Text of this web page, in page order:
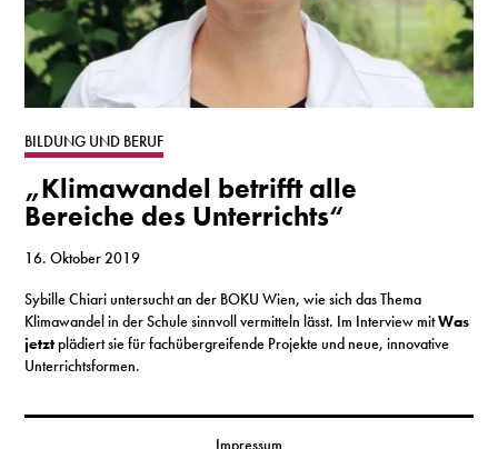
BILDUNG UND BERUF
„Klimawandel betrifft alle
Bereiche des Unterrichts“
16. Oktober 2019
Sybille Chiari untersucht an der BOKU Wien, wie sich das Thema
Klimawandel in der Schule sinnvoll vermitteln lässt. Im Interview mitWas
jetztplädiert sie für fachübergreifende Projekte und neue, innovative
Unterrichtsformen.
Impressum